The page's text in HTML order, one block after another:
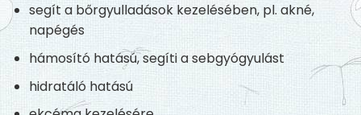
segít a bőrgyulladások kezelésében, pl. akné,
napégés
hámosító hatású, segíti a sebgyógyulást
hidratáló hatású